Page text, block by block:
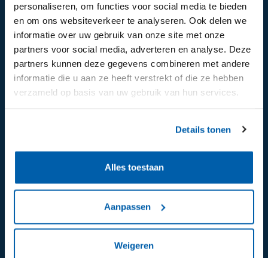
personaliseren, om functies voor social media te bieden
en om ons websiteverkeer te analyseren. Ook delen we
informatie over uw gebruik van onze site met onze
partners voor social media, adverteren en analyse. Deze
partners kunnen deze gegevens combineren met andere
informatie die u aan ze heeft verstrekt of die ze hebben
verzameld op basis van uw gebruik van hun services.
Details tonen
Alles toestaan
Aanpassen
Weigeren
Volg ons op:
Algemeen